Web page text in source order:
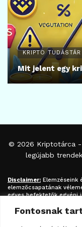
Fontosnak
KRIPTO TUDÁSTÁR
Mit jelent egy
© 2026 Kriptotárca
legújabb
Disclaimer: Elemzéseink
elemzőcsapatának
egyes befektetők egyéni
befektetési
kriptovaluta / token /
eladására vonatkozó